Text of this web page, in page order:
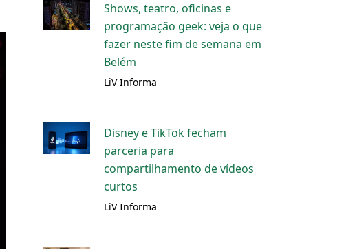
Shows, teatro, oficinas e
programação geek: veja o que
fazer neste fim de semana em
Belém
LiV Informa
Disney e TikTok fecham
parceria para
compartilhamento de vídeos
curtos
LiV Informa